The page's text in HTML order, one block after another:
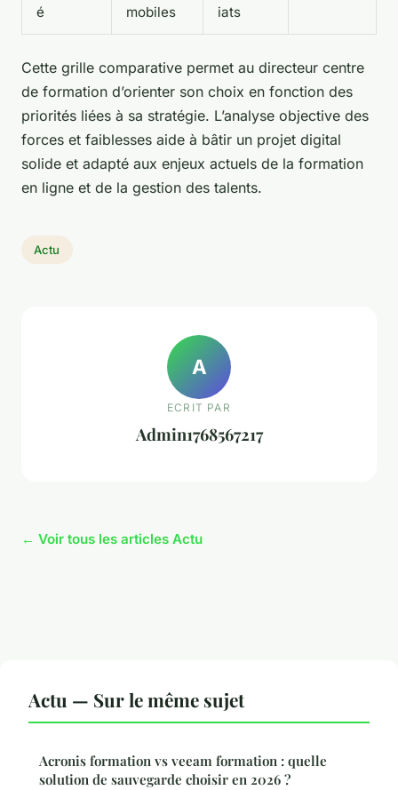
é
mobiles
iats
Cette grille comparative permet au directeur centre
de formation d’orienter son choix en fonction des
priorités liées à sa stratégie. L’analyse objective des
forces et faiblesses aide à bâtir un projet digital
solide et adapté aux enjeux actuels de la formation
en ligne et de la gestion des talents.
Actu
A
ECRIT PAR
Admin1768567217
← Voir tous les articles Actu
Actu — Sur le même sujet
Acronis formation vs veeam formation : quelle
solution de sauvegarde choisir en 2026 ?